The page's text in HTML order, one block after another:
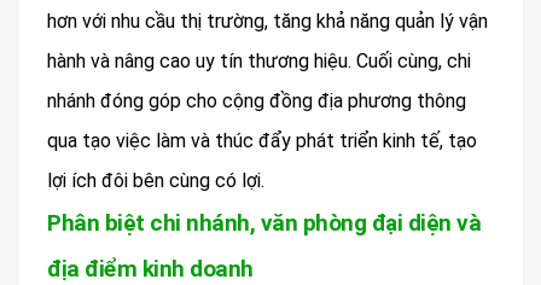
hơn với nhu cầu thị trường, tăng khả năng quản lý vận
hành và nâng cao uy tín thương hiệu. Cuối cùng, chi
nhánh đóng góp cho cộng đồng địa phương thông
qua tạo việc làm và thúc đẩy phát triển kinh tế, tạo
lợi ích đôi bên cùng có lợi.
Phân biệt chi nhánh, văn phòng đại diện và
địa điểm kinh doanh